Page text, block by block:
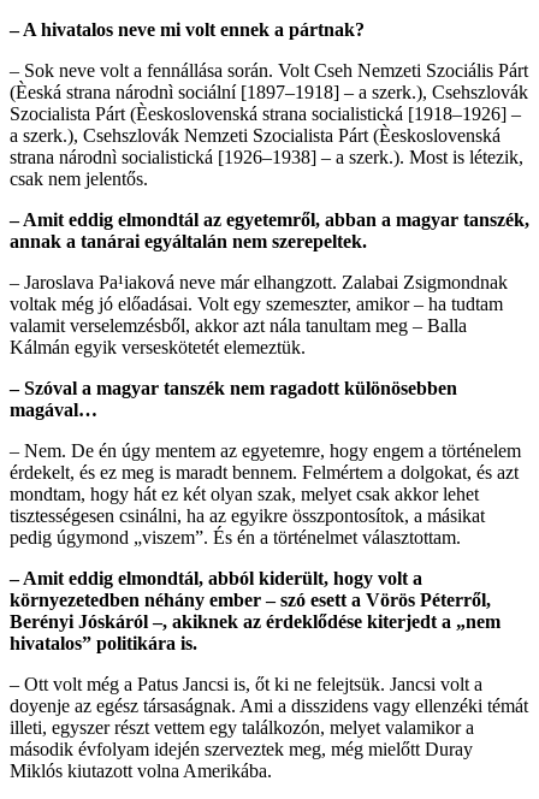
– A hivatalos neve mi volt ennek a pártnak?
– Sok neve volt a fennállása során. Volt Cseh Nemzeti Szociális Párt
(Èeská strana národnì sociální [1897–1918] – a szerk.), Csehszlovák
Szocialista Párt (Èeskoslovenská strana socialistická [1918–1926] –
a szerk.), Csehszlovák Nemzeti Szocialista Párt (Èeskoslovenská
strana národnì socialistická [1926–1938] – a szerk.). Most is létezik,
csak nem jelentős.
– Amit eddig elmondtál az egyetemről, abban a magyar tanszék,
annak a tanárai egyáltalán nem szerepeltek.
– Jaroslava Pa¹iaková neve már elhangzott. Zalabai Zsigmondnak
voltak még jó előadásai. Volt egy szemeszter, amikor – ha tudtam
valamit verselemzésből, akkor azt nála tanultam meg – Balla
Kálmán egyik verseskötetét elemeztük.
– Szóval a magyar tanszék nem ragadott különösebben
magával…
– Nem. De én úgy mentem az egyetemre, hogy engem a történelem
érdekelt, és ez meg is maradt bennem. Felmértem a dolgokat, és azt
mondtam, hogy hát ez két olyan szak, melyet csak akkor lehet
tisztességesen csinálni, ha az egyikre összpontosítok, a másikat
pedig úgymond „viszem”. És én a történelmet választottam.
– Amit eddig elmondtál, abból kiderült, hogy volt a
környezetedben néhány ember – szó esett a Vörös Péterről,
Berényi Jóskáról –, akiknek az érdeklődése kiterjedt a „nem
hivatalos” politikára is.
– Ott volt még a Patus Jancsi is, őt ki ne felejtsük. Jancsi volt a
doyenje az egész társaságnak. Ami a disszidens vagy ellenzéki témát
illeti, egyszer részt vettem egy találkozón, melyet valamikor a
második évfolyam idején szerveztek meg, még mielőtt Duray
Miklós kiutazott volna Amerikába.